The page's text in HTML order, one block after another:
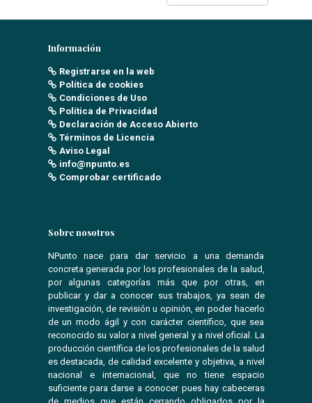
Información
Registrarse en la web
Política de cookies
Condiciones de Uso
Política de Privacidad
Declaración de Acceso Abierto
Términos de Licencia
Aviso Legal
info@npunto.es
Comprobar certificado
Sobre nosotros
NPunto nace para dar servicio a una demanda
concreta generada por los profesionales de la salud,
por algunas categorías más que por otras, en
publicar y dar a conocer sus trabajos, ya sean de
investigación, de revisión u opinión, en poder hacerlo
de un modo ágil y con carácter científico, que sea
reconocido su valor a nivel general y a nivel oficial. La
producción científica de los profesionales de la salud
es destacada, de calidad excelente y objetiva, a nivel
nacional e internacional, que no tiene espacio
suficiente para darse a conocer pues hay cabeceras